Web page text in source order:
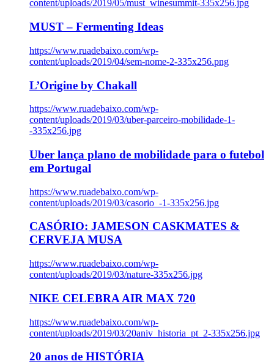
content/uploads/2019/05/must_winesummit-335x256.jpg
MUST – Fermenting Ideas
https://www.ruadebaixo.com/wp-
content/uploads/2019/04/sem-nome-2-335x256.png
L’Origine by Chakall
https://www.ruadebaixo.com/wp-
content/uploads/2019/03/uber-parceiro-mobilidade-1-
-335x256.jpg
Uber lança plano de mobilidade para o futebol
em Portugal
https://www.ruadebaixo.com/wp-
content/uploads/2019/03/casorio_-1-335x256.jpg
CASÓRIO: JAMESON CASKMATES &
CERVEJA MUSA
https://www.ruadebaixo.com/wp-
content/uploads/2019/03/nature-335x256.jpg
NIKE CELEBRA AIR MAX 720
https://www.ruadebaixo.com/wp-
content/uploads/2019/03/20aniv_historia_pt_2-335x256.jpg
20 anos de HISTÓRIA